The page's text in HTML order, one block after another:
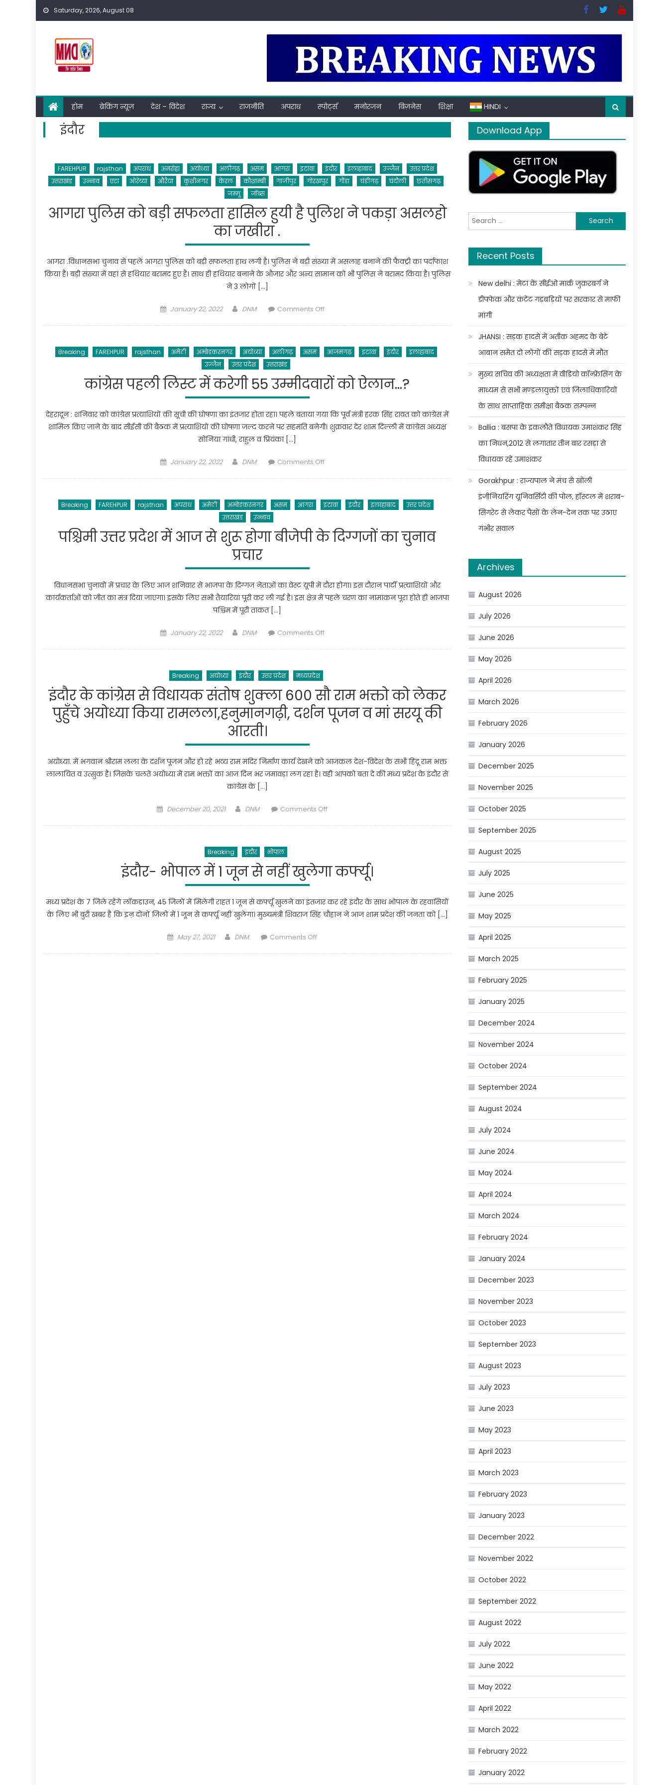
Skip
Saturday, 2026, August 08
होम ब्रेकिंग न्यूज़ देश – विदेश राज्य राजनीति अपराध स्पोर्ट्स मनोरंजन बिज़नेस शिक्षा HINDI
इंदौर
FAREHPUR rajsthan अपराध अमरोहा अयोध्या अलीगढ़ असम आगरा इटावा इंदौर इलाहाबाद उज्जैन
उत्तर प्रदेश
उत्तराखंड
उन्नाव एटा ओरेय्या औरैया कुशीनगर केरल कौशाम्बी गाजीपुर गोरखपुर गौंडा चंडीगढ़ चंदौली
छतीसगढ़
जम्मू
जॉब्स
आगरा पुलिस को बड़ी सफलता हासिल हुयी है पुलिश ने पकड़ा असलहो
का जखीरा .
आगरा .विधानसभा चुनाव से पहले आगरा पुलिस को बड़ी सफलता हाथ लगी है। पुलिस ने बड़ी संख्या में असलाह बनाने की फैक्ट्री का पर्दाफाश
किया है। बड़ी संख्या में वहां से हथियार बरामद हुए हैं। साथ ही हथियार बनाने के औजार और अन्य सामान को भी पुलिस ने बरामद किया है। पुलिस
ने 3 लोगों […]
Posted
January 22, 2022 Author
DNM Comments Offon
बड़ी
हासिल
हुयी
पुलिश
ने
पकड़ा
.
Breaking FAREHPUR rajsthan अमेठी अम्बेडकरनगर अयोध्या अलीगढ़ असम आजमगढ़ इटावा इंदौर
इलाहाबाद
उज्जैन
उत्तर प्रदेश उत्तराखंड
कांग्रेस पहली लिस्ट में करेगी 55 उम्मीदवारों को ऐलान…?
देहरादून : शनिवार को कांग्रेस प्रत्याशियों की सूची की घोषणा का इंतजार होता रहा। पहले बताया गया कि पूर्व मंत्री हरक सिंह रावत को कांग्रेस में
शामिल किए जाने के बाद सीईसी की बैठक में प्रत्याशियों की घोषणा जल्द करने पर सहमति बनेगी। शुक्रवार देर शाम दिल्ली में कांग्रेस अध्यक्ष
सोनिया गांधी, राहुल व प्रियंका […]
Posted
January 22, 2022 Author
DNM Comments Offon
में
55
उम्मीदवारों
Breaking FAREHPUR rajsthan अपराध अमेठी अम्बेडकरनगर असम आगरा इटावा इंदौर इलाहाबाद
उत्तर प्रदेश
उत्तराखंड
उन्नाव
पश्चिमी उत्तर प्रदेश में आज से शुरू होगा बीजेपी के दिग्‍गजों का चुनाव
प्रचार
विधानसभा चुनावों में प्रचार के लिए आज शनिवार से भाजपा के दिग्‍गज नेताओं का वेस्‍ट यूपी में दौरा होगा। इस दौरान पार्टी प्रत्‍याशियों और
कार्यकर्ताओं को जीत का मंत्र दिया जाएगा। इसके लिए सभी तैयारियां पूरी कर ली गई है। इस क्षेत्र में पहले चरण का नामांकन पूरा होते ही भाजपा
पश्चिम में पूरी ताकत […]
Posted
January 22, 2022 Author
DNM Comments Offon
आज
से
शुरू
होगा
दिग्‍गजों
का
Breaking अयोध्या इंदौर उत्तर प्रदेश मध्यप्रदेश
इंदौर के कांग्रेस से विधायक संतोष शुक्ला 600 सौ राम भक्तो को लेकर
पुहुँचे अयोध्या किया रामलला,हनुमानगढ़ी, दर्शन पूजन व मां सरयू की
आरती।
अयोध्या. में भगवान श्रीराम लला के दर्शन पूजन और हो रहे भव्य राम मंदिर निर्माण कार्य देखने को आजकल देश-विदेश के सभी हिंदू राम भक्त
लालायित व उत्सुक है। जिसके चलते अयोध्या में राम भक्तों का आज दिन भर जमावड़ा लग रहा है। वही आपको बता दे की मध्य प्रदेश के इंदौर से
कांग्रेस के […]
Posted
December 20, 2021 Author
DNM Comments Offon
विधायक
संतोष
600
सौ
लेकर
Breaking इंदौर भोपाल
इंदौर- भोपाल में 1 जून से नहीं खुलेगा कर्फ्यू।
मध्य प्रदेश के 7 जिले रहेंगे लॉकडाउन, 45 जिलों में मिलेगी राहत 1 जून से कर्फ्यू खुलने का इंतजार कर रहे इंदौर के साथ भोपाल के रहवासियों
के लिए भी बुरी खबर है कि इऩ दोनों जिलों में 1 जून से कर्फ्यू नहीं खुलेगा। मुख्यमंत्री शिवराज सिंह चौहान ने आज शाम प्रदेश की जनता को […]
Posted
May 27, 2021 Author
DNM Comments Offon
Download App
Search
for:
Recent Posts
New delhi : मेटा के सीईओ मार्क जुकरबर्ग ने
डीपफेक और कंटेंट गड़बड़ियों पर सरकार से माफी
मांगी
JHANSI : सड़क हादसे में अतीक अहमद के बेटे
आबान समेत दो लोगों की सड़क हादसे में मौत
मुख्य सचिव की अध्यक्षता में वीडियो कॉन्फ्रेंसिंग के
माध्यम से सभी मण्डलायुक्तों एवं जिलाधिकारियों
के साथ साप्ताहिक समीक्षा बैठक सम्पन्न
Ballia : बसपा के इकलौते विधायक उमाशंकर सिंह
का निधन,2012 से लगातार तीन बार रसड़ा से
विधायक रहे उमाशंकर
Gorakhpur : राज्यपाल ने मंच से खोली
इंजीनियरिंग यूनिवर्सिटी की पोल, हॉस्टल में शराब-
सिगरेट से लेकर पैसों के लेन-देन तक पर उठाए
गंभीर सवाल
Archives
August 2026
July 2026
June 2026
May 2026
April 2026
March 2026
February 2026
January 2026
December 2025
November 2025
October 2025
September 2025
August 2025
July 2025
June 2025
May 2025
April 2025
March 2025
February 2025
January 2025
December 2024
November 2024
October 2024
September 2024
August 2024
July 2024
June 2024
May 2024
April 2024
March 2024
February 2024
January 2024
December 2023
November 2023
October 2023
September 2023
August 2023
July 2023
June 2023
May 2023
April 2023
March 2023
February 2023
January 2023
December 2022
November 2022
October 2022
September 2022
August 2022
July 2022
June 2022
May 2022
April 2022
March 2022
February 2022
January 2022